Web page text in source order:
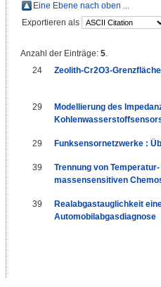
Eine Ebene nach oben ...
Exportieren als
Anzahl der Einträge: 5.
24
Zeolith-Cr2O3-
29
Modellierung des
29 Funksensornetzwerke :
39
Trennung von
massensensitiven
39
Realabgastauglichkeit
Automobilabgasdiagnose